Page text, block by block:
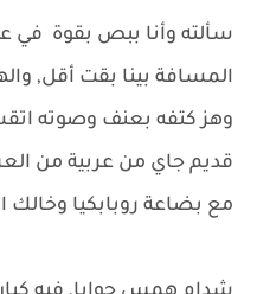
سألته وأنا ببص بقوة في
المسافة بينا بقت أقل,
وهز كتفه بعنف وصوته
قديم جاي من عربية من
مع بضاعة روبابكيا وخالك